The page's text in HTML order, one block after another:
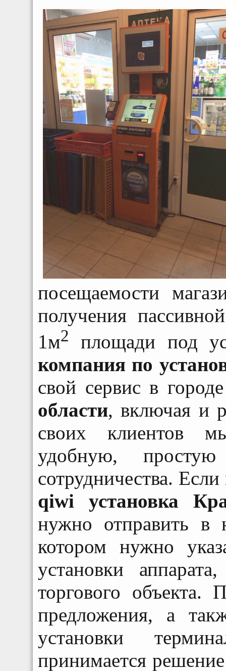
посещаемости
получения
1м2
площади под
компания по
свой сервис в
области, включая и
своих клиентов
удобную,
сотрудничества.
qiwi установка
нужно отправить в
котором нужно
установки
торгового объекта.
предложения, а
установки
принимается